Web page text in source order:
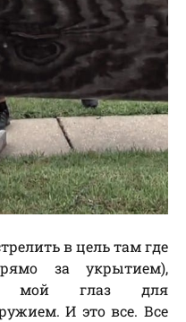
в цель там где
за укрытием),
мой глаз для
И это все. Все